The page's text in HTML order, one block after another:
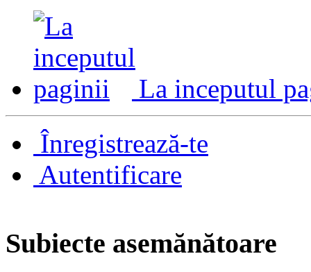
La inceputul
Înregistrează-te
Autentificare
Subiecte asemănătoare